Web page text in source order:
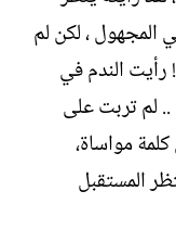
المجهول ، لكن لم
الندم في
.. لم تربت على
مواساة،
المستقبل